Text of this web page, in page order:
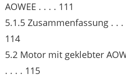
AOWEE . . . . 111
5.1.5 Zusammenfassung . . .
114
5.2 Motor mit geklebter
. . . . 115